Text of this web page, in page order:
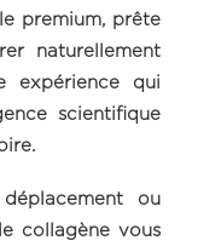
premium, prête
naturellement
expérience qui
scientifique
ou
collagène vous